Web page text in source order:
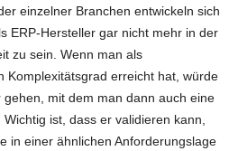
einzelner Branchen entwickeln sich
ERP-Hersteller gar nicht mehr in der
zu sein. Wenn man als
Komplexitätsgrad erreicht hat, würde
mit dem man dann auch eine
ist, dass er validieren kann,
in einer ähnlichen Anforderungslage